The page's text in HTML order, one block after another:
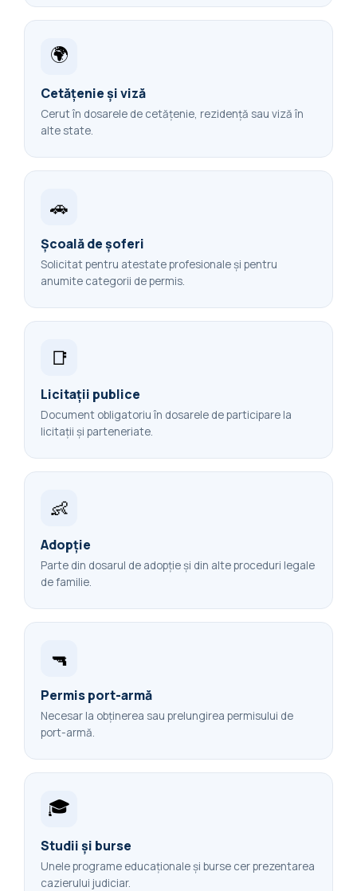
🌍
Cetățenie și viză
Cerut în dosarele de cetățenie, rezidență sau viză în
alte state.
🚗
Școală de șoferi
Solicitat pentru atestate profesionale și pentru
anumite categorii de permis.
📑
Licitații publice
Document obligatoriu în dosarele de participare la
licitații și parteneriate.
👶
Adopție
Parte din dosarul de adopție și din alte proceduri legale
de familie.
🔫
Permis port-armă
Necesar la obținerea sau prelungirea permisului de
port-armă.
🎓
Studii și burse
Unele programe educaționale și burse cer prezentarea
cazierului judiciar.